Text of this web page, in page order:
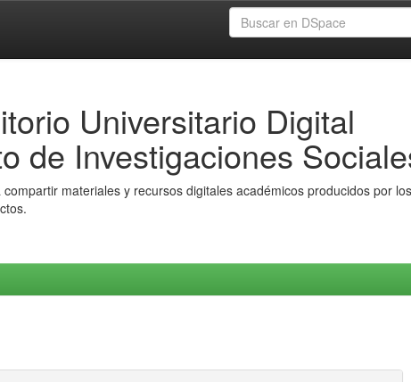
Universitario Digital
de Investigaciones
compartir materiales y recursos digitales académicos producidos por